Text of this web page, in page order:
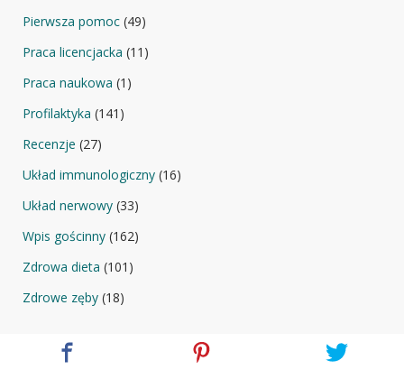
Pierwsza pomoc (49)
Praca licencjacka (11)
Praca naukowa (1)
Profilaktyka (141)
Recenzje (27)
Układ immunologiczny (16)
Układ nerwowy (33)
Wpis gościnny (162)
Zdrowa dieta (101)
Zdrowe zęby (18)